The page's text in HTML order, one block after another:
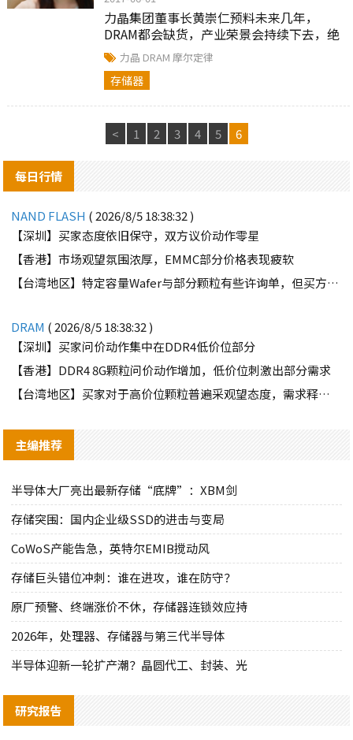
力晶集团董事长黄崇仁预料未来几年，
DRAM都会缺货，产业荣景会持续下去，绝
不会只有两年。
力晶 DRAM 摩尔定律
存储器
< 1 2 3 4 5 6
每日行情
NAND FLASH ( 2026/8/5 18:38:32 )
【深圳】买家态度依旧保守，双方议价动作零星
【香港】市场观望氛围浓厚，EMMC部分价格表现疲软
【台湾地区】特定容量Wafer与部分颗粒有些许询单，但买方需求并不强劲
DRAM ( 2026/8/5 18:38:32 )
【深圳】买家问价动作集中在DDR4低价位部分
【香港】DDR4 8G颗粒问价动作增加，低价位刺激出部分需求
【台湾地区】买家对于高价位颗粒普遍采观望态度，需求释出有限
主编推荐
半导体大厂亮出最新存储“底牌”：XBM剑
存储突围：国内企业级SSD的进击与变局
CoWoS产能告急，英特尔EMIB搅动风
存储巨头错位冲刺：谁在进攻，谁在防守？
原厂预警、终端涨价不休，存储器连锁效应持
2026年，处理器、存储器与第三代半导体
半导体迎新一轮扩产潮？晶圆代工、封装、光
研究报告